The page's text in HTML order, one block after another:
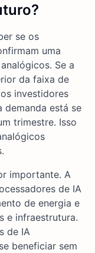
se os
uma
Se a
da faixa de
investidores
demanda está se
trimestre. Isso
importante. A
de IA
de energia e
e infraestrutura.
de IA
beneficiar sem